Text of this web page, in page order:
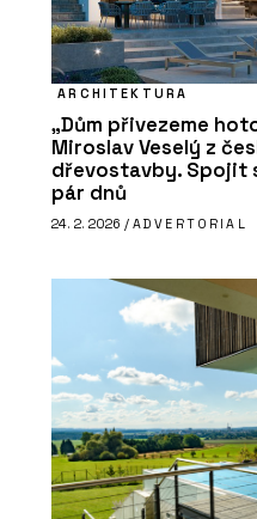
ARCHITEKTURA
„Dům přivezeme
Miroslav Veselý z
dřevostavby. Spojit
pár dnů
24. 2. 2026 / ADVERTORIAL